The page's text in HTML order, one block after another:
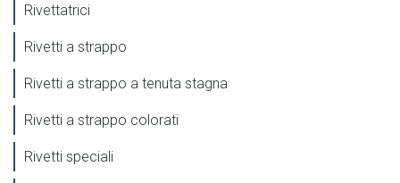
Rivettatrici
Rivetti a strappo
Rivetti a strappo a tenuta stagna
Rivetti a strappo colorati
Rivetti speciali